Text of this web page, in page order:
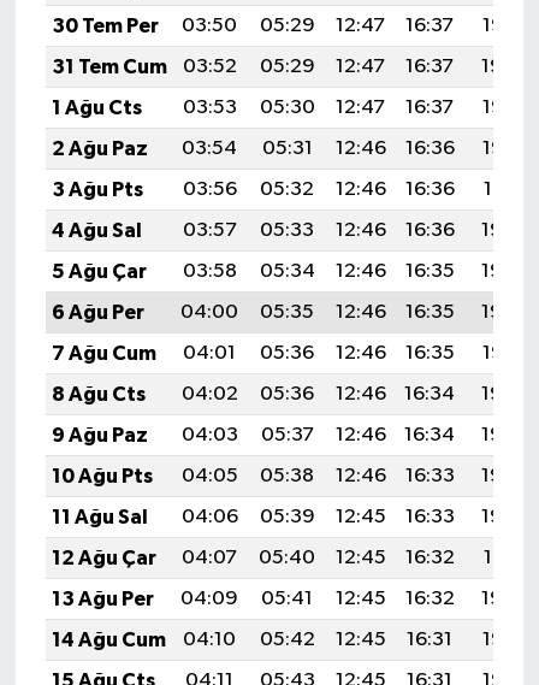
30 Tem Per
03:50 05:29 12:47 16:37
19:55
31 Tem Cum
03:52 05:29 12:47 16:37
19:54
1 Ağu Cts
03:53 05:30 12:47 16:37
19:53
2 Ağu Paz
03:54 05:31 12:46 16:36
19:52
3 Ağu Pts
03:56 05:32 12:46 16:36
19:51
4 Ağu Sal
03:57 05:33 12:46 16:36
19:50
5 Ağu Çar
03:58 05:34 12:46 16:35
19:49
6 Ağu Per
04:00 05:35 12:46 16:35
19:48
7 Ağu Cum
04:01 05:36 12:46 16:35
19:47
8 Ağu Cts
04:02 05:36 12:46 16:34
19:45
9 Ağu Paz
04:03 05:37 12:46 16:34
19:44
10 Ağu Pts
04:05 05:38 12:46 16:33
19:43
11 Ağu Sal
04:06 05:39 12:45 16:33
19:42
12 Ağu Çar
04:07 05:40 12:45 16:32
19:41
13 Ağu Per
04:09 05:41 12:45 16:32
19:39
14 Ağu Cum
04:10 05:42 12:45 16:31
19:38
15 Ağu Cts
04:11 05:43 12:45 16:31
19:37